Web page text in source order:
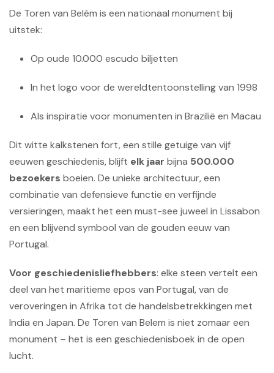
De Toren van Belém is een nationaal monument bij
uitstek:
Op oude 10.000 escudo biljetten
In het logo voor de wereldtentoonstelling van 1998
Als inspiratie voor monumenten in Brazilië en Macau
Dit witte kalkstenen fort, een stille getuige van vijf
eeuwen geschiedenis, blijft elk jaar bijna 500.000
bezoekers boeien. De unieke architectuur, een
combinatie van defensieve functie en verfijnde
versieringen, maakt het een must-see juweel in Lissabon
en een blijvend symbool van de gouden eeuw van
Portugal.
Voor geschiedenisliefhebbers: elke steen vertelt een
deel van het maritieme epos van Portugal, van de
veroveringen in Afrika tot de handelsbetrekkingen met
India en Japan. De Toren van Belem is niet zomaar een
monument – het is een geschiedenisboek in de open
lucht.